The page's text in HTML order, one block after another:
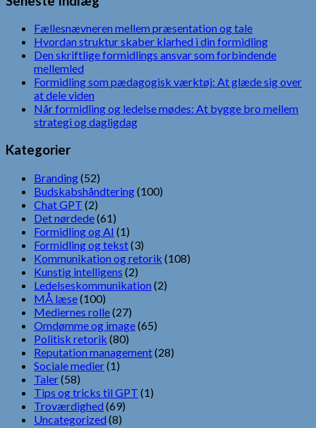
Fællesnævneren mellem præsentation og tale
Hvordan struktur skaber klarhed i din formidling
Den skriftlige formidlings ansvar som forbindende
mellemled
Formidling som pædagogisk værktøj: At glæde sig over
at dele viden
Når formidling og ledelse mødes: At bygge bro mellem
strategi og dagligdag
Kategorier
Branding(52)
Budskabshåndtering(100)
Chat GPT (2)
Det nørdede(61)
Formidling og AI (1)
Formidling og tekst(3)
Kommunikation og retorik (108)
Kunstig intelligens (2)
Ledelseskommunikation (2)
MÅ læse(100)
Mediernes rolle(27)
Omdømme og image(65)
Politisk retorik (80)
Reputation management(28)
Sociale medier(1)
Taler(58)
Tips og tricks til GPT (1)
Troværdighed (69)
Uncategorized (8)